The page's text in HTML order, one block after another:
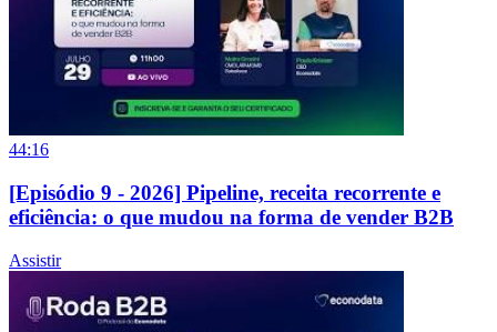
44:16
[Episódio 9 - 2026] Pipeline, receita recorrente e
eficiência: o que mudou na forma de vender B2B
Assistir